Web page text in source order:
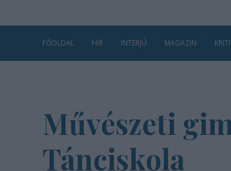
FŐOLDAL HÍR INTERJÚ MAGAZIN
Művészeti
Tánciskola